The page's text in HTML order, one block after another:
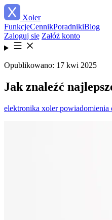
Xoler
FunkcjeCennikPoradnikiBlog
Zaloguj się Załóż konto
Opublikowano: 17 kwi 2025
Jak znaleźć
elektronika xoler powiadomienia